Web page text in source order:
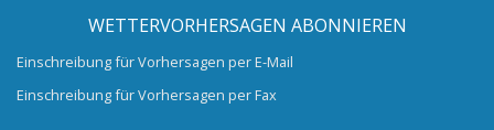
WETTERVORHERSAGEN ABONNIEREN
Einschreibung für Vorhersagen per E-Mail
Einschreibung für Vorhersagen per Fax